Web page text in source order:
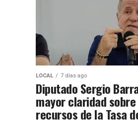
LOCAL 7 días ago
Diputado Sergio
mayor claridad
recursos de la Tasa